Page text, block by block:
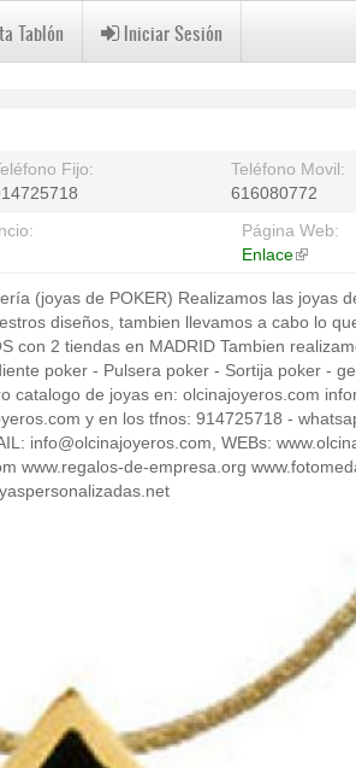
Tablón Iniciar Sesión
Fijo:
Teléfono Movil:
616080772
Página Web:
Enlace(link
(joyas de POKER) Realizamos las joyas
diseños, tambien llevamos a cabo lo
con 2 tiendas en MADRID Tambien
poker - Pulsera poker - Sortija poker -
catalogo de joyas en: olcinajoyeros.com
y en los tfnos: 914725718 -
info@olcinajoyeros.com, WEBs:
www.regalos-de-empresa.org